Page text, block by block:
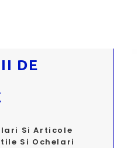
DE
Si Articole
Si Ochelari